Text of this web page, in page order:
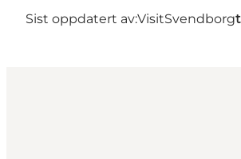
Sist oppdatert av:VisitSvendborg